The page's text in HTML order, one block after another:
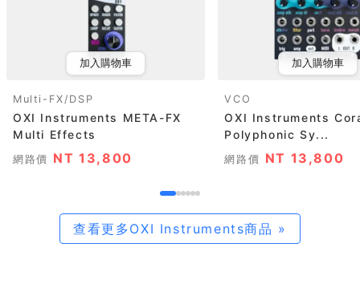
加入購物車
Multi-FX/DSP
OXI Instruments META-FX
Multi Effects
網路價 NT 13,800
加入購物車
VCO
OXI Instruments
Polyphonic Sy...
網路價 NT 13,800
查看更多OXI Instruments商品 »